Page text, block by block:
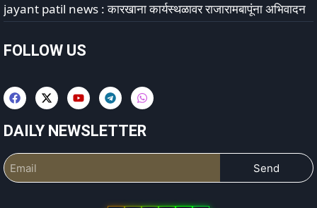
jayant patil news : कारखाना कार्यस्थळावर राजारामबापूंना अभिवादन
FOLLOW US
DAILY NEWSLETTER
Send